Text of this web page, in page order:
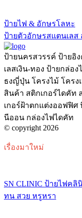
ป้ายไฟ & อักษรโลหะ
ป้ายตัวอักษรสแตนเลส
ป้ายนครสวรรค์ ป้ายอิ
เลสเงิน-ทอง ป้ายกล่อ
ธงญี่ปุ่น โครงไม้ โครง
สินค้า สติกเกอร์ไดคัท
เกอร์ฝ้าตกแต่งออฟฟิศ
นีออน กล่องไฟไดคัท
© copyright 2026
เรื่องมาใหม่
SN CLINIC ป้ายไฟค
ทน สวย หรูหรา